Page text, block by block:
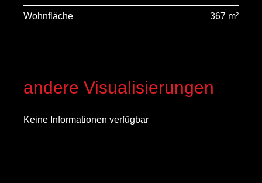
Wohnfläche 367 m²
andere Visualisierungen
Keine Informationen verfügbar